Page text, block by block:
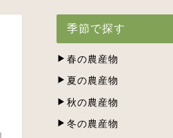
季節で探す
春の農産物
夏の農産物
秋の農産物
冬の農産物